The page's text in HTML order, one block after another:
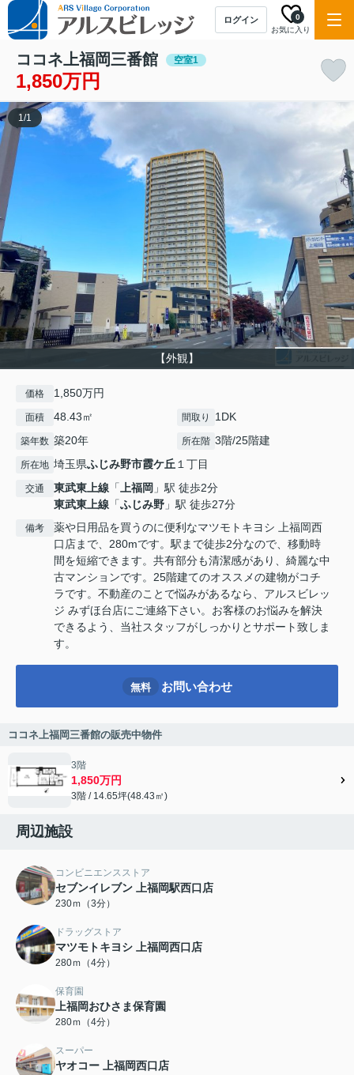
ログイン
お気に入り
0
ココネ上福岡三番館 空室1
1,850万円
【外観】
1/1
価格 1,850万円
面積 48.43㎡ 間取り 1DK
築年数 築20年 所在階 3階/25階建
所在地 埼玉県ふじみ野市霞ケ丘１丁目
交通 東武東上線 「上福岡 」駅 徒歩2分
東武東上線 「ふじみ野 」駅 徒歩27分
備考
薬や日用品を買うのに便利なマツモトキヨシ 上福岡西
口店まで、280mです。駅まで徒歩2分なので、移動時
間を短縮できます。共有部分も清潔感があり、綺麗な中
古マンションです。25階建てのオススメの建物がコチ
ラです。不動産のことで悩みがあるなら、アルスビレッ
ジ みずほ台店にご連絡下さい。お客様のお悩みを解決
できるよう、当社スタッフがしっかりとサポート致しま
す。
無料 お問い合わせ
ココネ上福岡三番館の販売中物件
3階
1,850万円
3階 / 14.65坪(48.43㎡)
周辺施設
コンビニエンスストア
セブンイレブン 上福岡駅西口店
230ｍ（3分）
ドラッグストア
マツモトキヨシ 上福岡西口店
280ｍ（4分）
保育園
上福岡おひさま保育園
280ｍ（4分）
スーパー
ヤオコー 上福岡西口店